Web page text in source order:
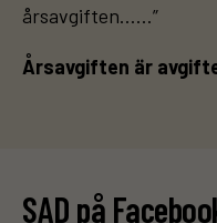
årsavgiften……”
Årsavgiften är
SAD på